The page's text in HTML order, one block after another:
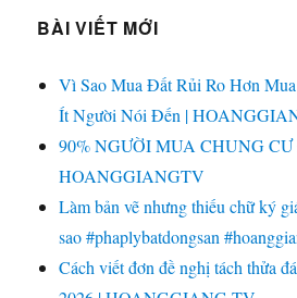
BÀI VIẾT MỚI
Vì Sao Mua Đất Rủi Ro Hơn
Ít Người Nói Đến |
90% NGƯỜI MUA CHUNG
HOANGGIANGTV
Làm bản vẽ nhưng thiếu chữ ký
sao #phaplybatdongsan
Cách viết đơn đề nghị tách thửa